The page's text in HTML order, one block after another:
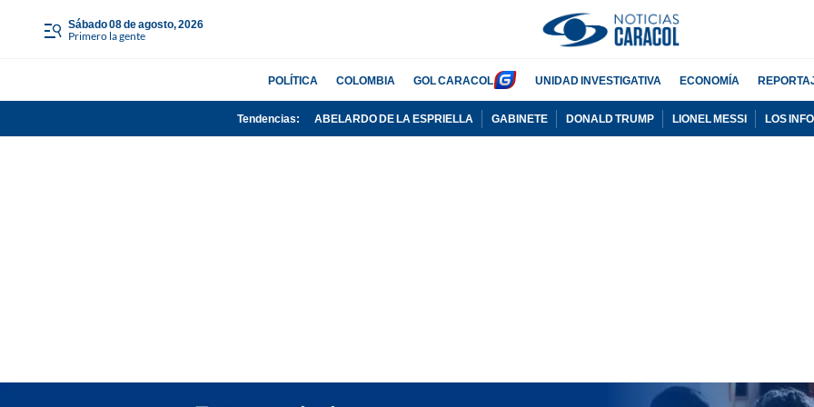
sábado 08 de agosto, 2026
Primero la gente
POLÍTICA COLOMBIA GOL CARACOL UNIDAD INVESTIGATIVA ECONOMÍA
Tendencias: ABELARDO DE LA ESPRIELLA GABINETE DONALD TRUMP LIONEL MESSI LOS